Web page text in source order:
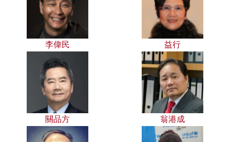
李偉民 益行
關品方 翁港成